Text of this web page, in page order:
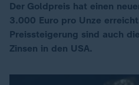
Der Goldpreis hat einen
3.000 Euro pro Unze
Preissteigerung sind auch
Zinsen in den USA.